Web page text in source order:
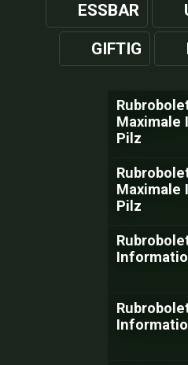
ESSBAR
GIFTIG
Maximale
Pilz
Maximale
Pilz